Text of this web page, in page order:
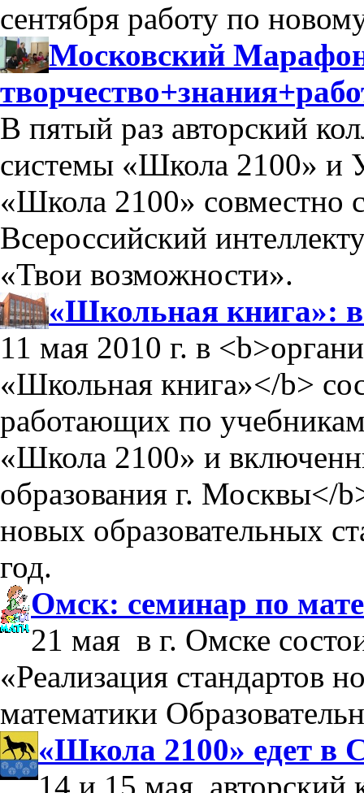
сентября работу по
Московский
В пятый раз авторский
системы «Школа 2100» и
«Школа 2100» совместно
Всероссийский
«Твои возможности».
«Школьная книга»:
11 мая 2010 г. в
«Школьная книга»</b>
работающих по
«Школа 2100» и
образования г. Москвы</
новых образовательных
год.
Омск: семинар по
21 мая в г. Омске
«Реализация стандартов
математики
«Школа 2100» едет в